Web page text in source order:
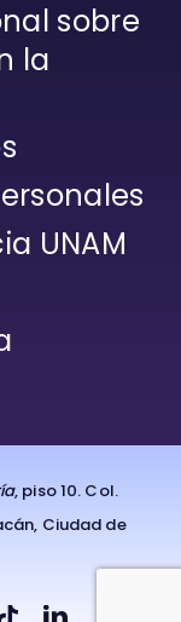
sobre
la
UNAM
, piso 10. Col.
Ciudad de